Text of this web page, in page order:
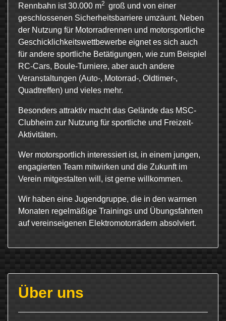
Rennbahn ist 30.000 m2 groß und von einer
geschlossenen Sicherheitsbarriere umzäunt. Neben
der Nutzung für Motorradrennen und motorsportliche
Geschicklichkeitswettbewerbe eignet es sich auch
für andere sportliche Betätigungen, wie zum Beispiel
RC-Cars, Boule-Turniere, aber auch andere
Veranstaltungen (Auto-, Motorrad-, Oldtimer-,
Quadtreffen) und vieles mehr.
Besonders attraktiv macht das Gelände das MSC-
Clubheim zur Nutzung für sportliche und Freizeit-
Aktivitäten.
Wer motorsportlich interessiert ist, in einem jungen,
engagierten Team mitwirken und die Zukunft im
Verein mitgestalten will, ist gerne willkommen.
Wir haben eine Jugendgruppe, die in den warmen
Monaten regelmäßige Trainings und Übungsfahrten
auf vereinseigenen Elektromotorrädern absolviert.
Über uns